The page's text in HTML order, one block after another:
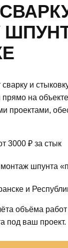
и
на
проектами,
3000 ₽ за стык
шпунта
и
объёма
под ваш проект.